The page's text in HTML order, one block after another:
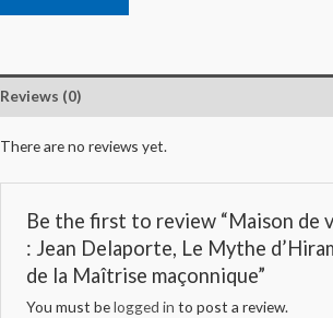
Reviews (0)
There are no reviews yet.
Be the first to review “Maison de
: Jean Delaporte, Le Mythe
de la Maîtrise maçonnique”
You must belogged in to post a review.